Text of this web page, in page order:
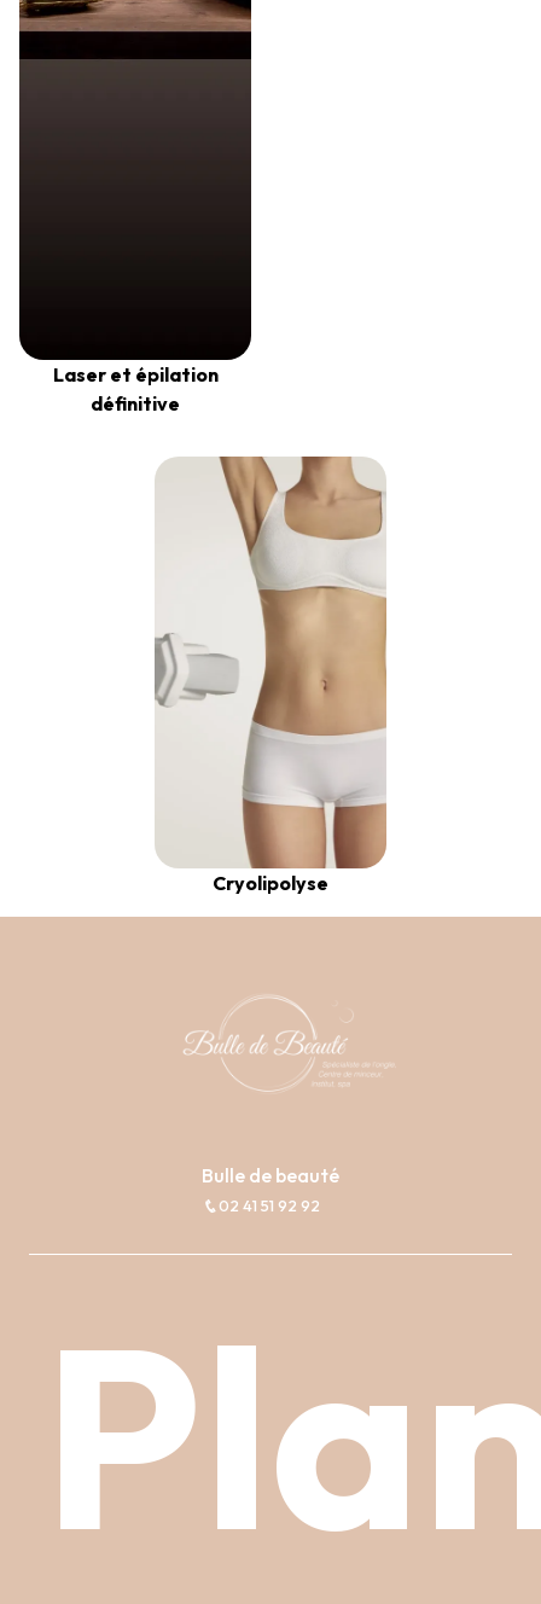
Laser et épilation
définitive
Cryolipolyse
Bulle de beauté
02 41 51 92 92